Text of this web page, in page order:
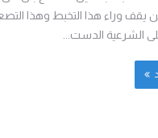
وراء هذا التخبط وهذا
الشرعية الدست...